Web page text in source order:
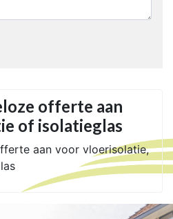
offerte aan
of isolatieglas
aan voor vloerisolatie,